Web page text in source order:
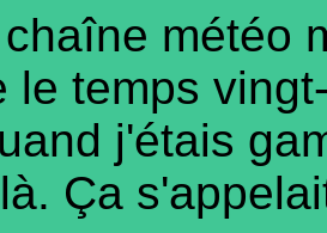
météo
le temps
j'étais
Ça